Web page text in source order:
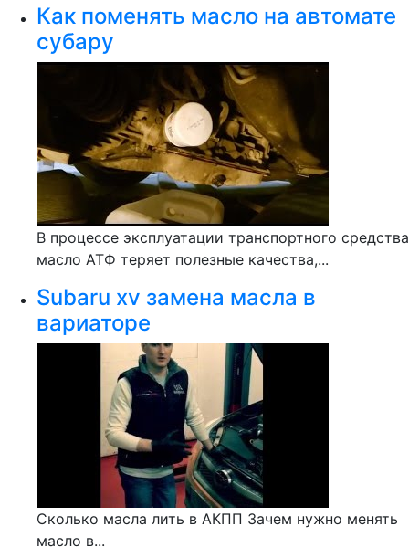
Как поменять масло на автомате
субару
В процессе эксплуатации транспортного средства
масло АТФ теряет полезные качества,...
Subaru xv замена масла в
вариаторе
Сколько масла лить в АКПП Зачем нужно менять
масло в...